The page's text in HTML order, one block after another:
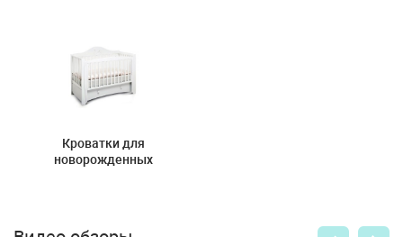
Кроватки для
новорожденных